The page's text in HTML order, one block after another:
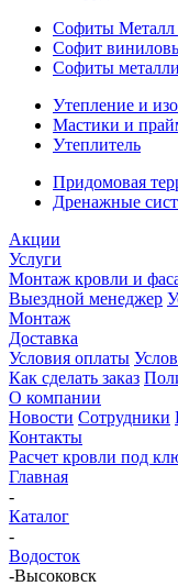
Софиты
Софит
Софиты
Утепление и
Мастики и
Утеплитель
Придомовая
Дренажные
Акции
Услуги
Монтаж кровли и
Выездной менеджер
Монтаж
Доставка
Условия оплаты
Как сделать заказ
О компании
Новости Сотрудники
Контакты
Расчет кровли под
Главная
-
Каталог
-
Водосток
-Высоковск